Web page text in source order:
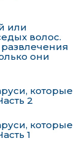
или
волос.
они
которые
2
которые
1